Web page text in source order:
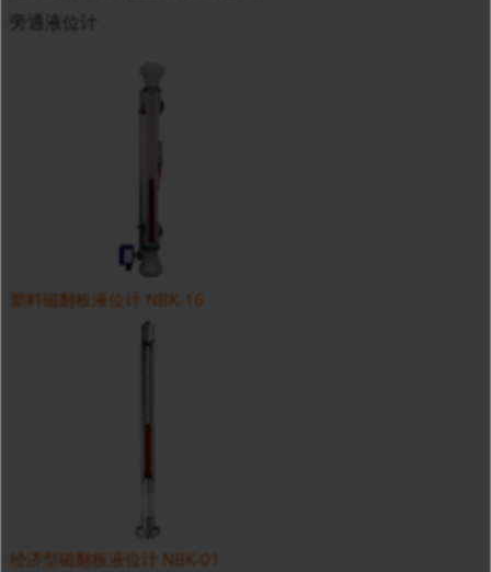
旁通液位计
塑料磁翻板液位计 NBK-16
经济型磁翻板液位计 NBK-01